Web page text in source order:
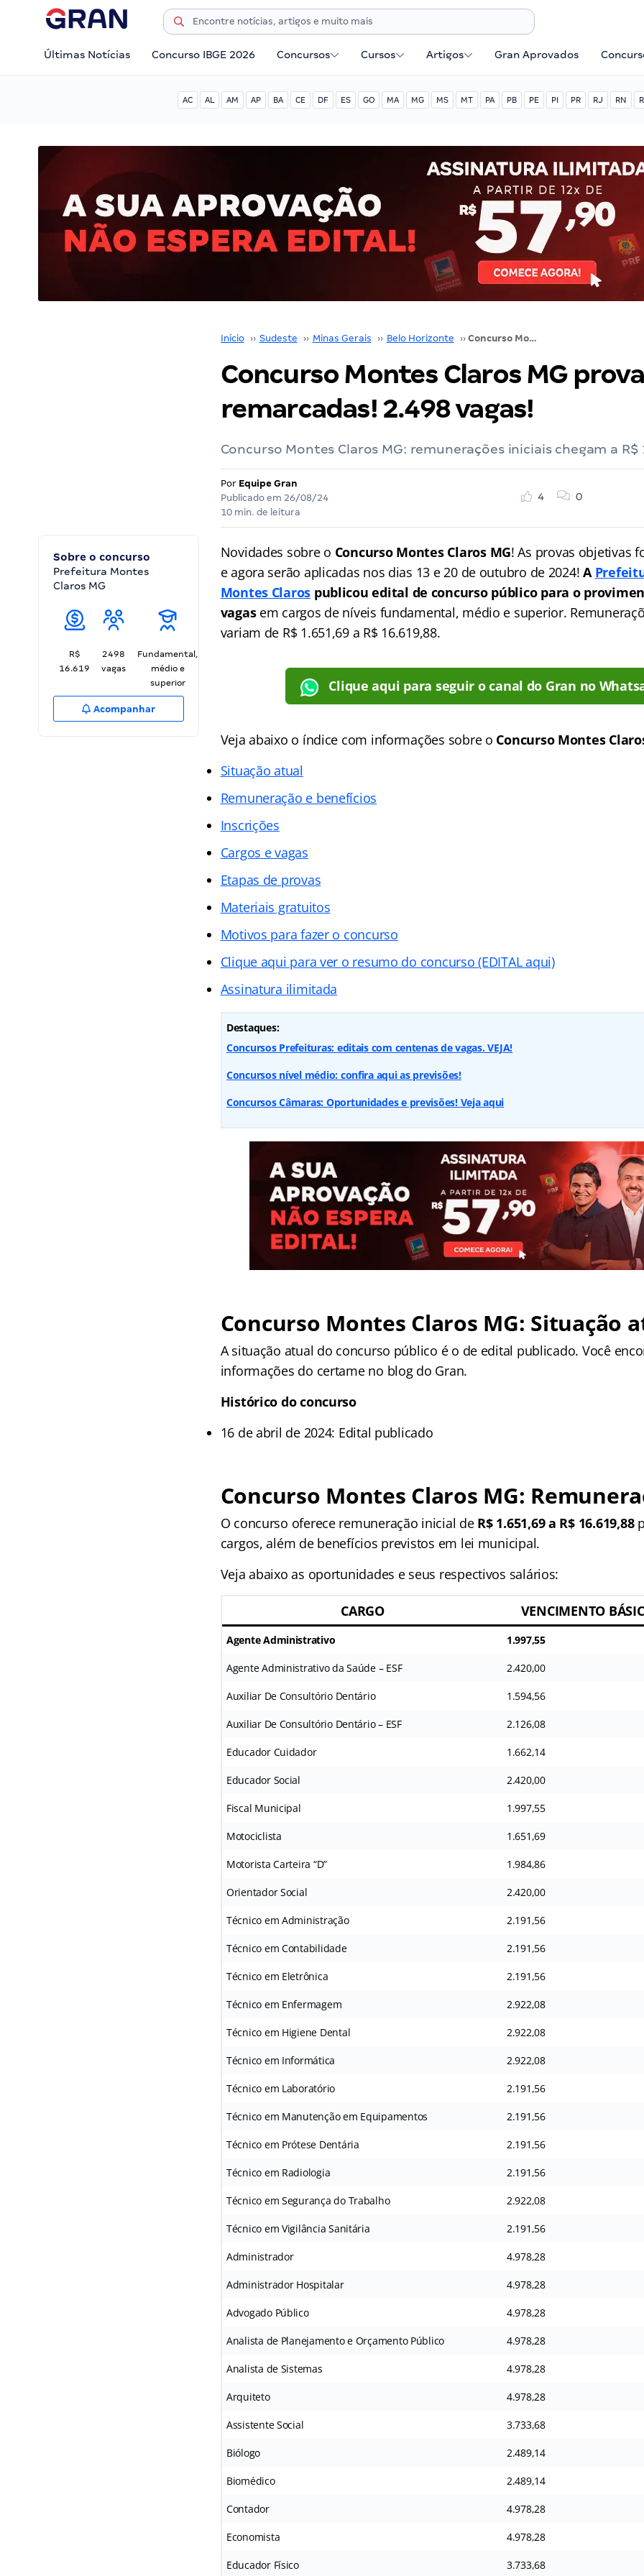
Últimas Notícias Concurso IBGE 2026 Concursos Cursos Artigos Gran Aprovados
AC AL AM AP BA CE DF ES GO MA MG MS MT PA PB PE PI PR RJ RN
Início ›› Sudeste ›› Minas Gerais ›› Belo Horizonte ›› Concurso Montes Claros MG provas remarcadas! 2.498 vagas!
Concurso Montes Claros MG
remarcadas! 2.498 vagas!
Concurso Montes Claros MG: remunerações iniciais chegam a
Por Equipe Gran
Publicado em 26/08/24
10 min. de leitura
4 0
Sobre o concurso
Prefeitura Montes
Claros MG
R$
16.619
2498
vagas
Fundamental,
médio e
superior
Acompanhar
Novidades sobre o Concurso Montes Claros MG! As provas objetivas
e agora serão aplicadas nos dias 13 e 20 de outubro de 2024!A
Montes Claros publicou edital de concurso público para o
vagasem cargos de níveis fundamental, médio e superior.
variam de R$ 1.651,69 a R$ 16.619,88.
Clique aqui para seguir o canal do Gran no
Veja abaixo o índice com informações sobre o Concurso Montes
Situação atual
Remuneração e benefícios
Inscrições
Cargos e vagas
Etapas de provas
Materiais gratuitos
Motivos para fazer o concurso
Clique aqui para ver o resumo do concurso (EDITAL aqui)
Assinatura ilimitada
Destaques:
Concursos Prefeituras: editais com centenas de vagas. VEJA!
Concursos nível médio: confira aqui as previsões!
Concursos Câmaras: Oportunidades e previsões! Veja aqui
Concurso Montes Claros MG: Situação
A situação atual do concurso público é o de edital publicado. Você
informações do certame no blog do Gran.
Histórico do concurso
16 de abril de 2024: Edital publicado
Concurso Montes Claros MG:
O concurso oferece remuneração inicial de R$ 1.651,69 a R$ 16.619,88
cargos, além de benefícios previstos em lei municipal.
Veja abaixo as oportunidades e seus respectivos salários:
CARGO VENCIMENTO
Agente Administrativo 1.997,55
Agente Administrativo da Saúde – ESF 2.420,00
Auxiliar De Consultório Dentário 1.594,56
Auxiliar De Consultório Dentário – ESF 2.126,08
Educador Cuidador 1.662,14
Educador Social 2.420,00
Fiscal Municipal 1.997,55
Motociclista 1.651,69
Motorista Carteira “D” 1.984,86
Orientador Social 2.420,00
Técnico em Administração 2.191,56
Técnico em Contabilidade 2.191,56
Técnico em Eletrônica 2.191,56
Técnico em Enfermagem 2.922,08
Técnico em Higiene Dental 2.922,08
Técnico em Informática 2.922,08
Técnico em Laboratório 2.191,56
Técnico em Manutenção em Equipamentos 2.191,56
Técnico em Prótese Dentária 2.191,56
Técnico em Radiologia 2.191,56
Técnico em Segurança do Trabalho 2.922,08
Técnico em Vigilância Sanitária 2.191,56
Administrador 4.978,28
Administrador Hospitalar 4.978,28
Advogado Público 4.978,28
Analista de Planejamento e Orçamento Público 4.978,28
Analista de Sistemas 4.978,28
Arquiteto 4.978,28
Assistente Social 3.733,68
Biólogo 2.489,14
Biomédico 2.489,14
Contador 4.978,28
Economista 4.978,28
Educador Físico 3.733,68